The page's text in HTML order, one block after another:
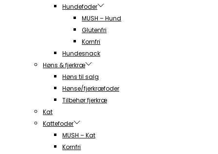
Hundefoder
MUSH – Hund
Glutenfri
Kornfri
Hundesnack
Høns & fjerkræ
Høns til salg
Hønse/fjerkræfoder
Tilbehør fjerkræ
Kat
Kattefoder
MUSH – Kat
Kornfri